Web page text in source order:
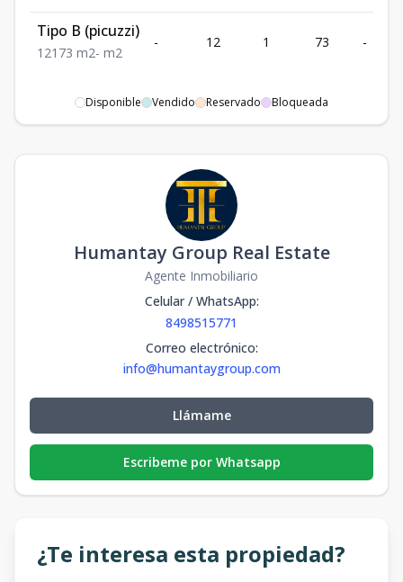
Tipo B (picuzzi)
121 73 m2- m2
- 12 1 73 -
Disponible Vendido Reservado Bloqueada
Humantay Group Real Estate
Agente Inmobiliario
Celular / WhatsApp:
8498515771
Correo electrónico:
info@humantaygroup.com
Llámame
Escribeme por Whatsapp
¿Te interesa esta propiedad?